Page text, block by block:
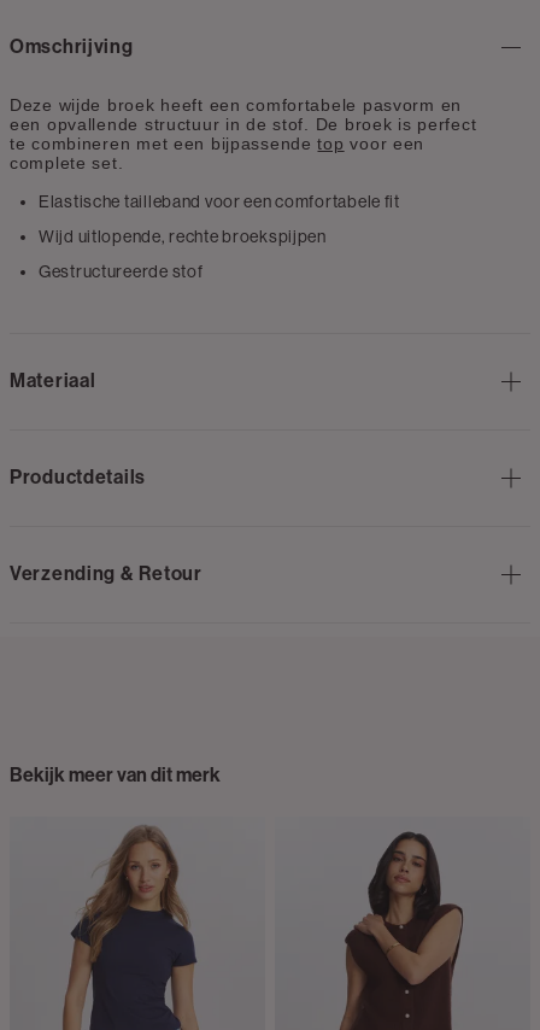
Omschrijving
Deze wijde broek heeft een comfortabele pasvorm en
een opvallende structuur in de stof . De broek is perfect
te combineren met een bijpassendetop voor een
complete set
Elastische tailleband voor een comfortabele fit
Wijd uitlopende, rechte broekspijpen
Gestructureerde stof
Materiaal
Productdetails
Verzending & Retour
Bekijk meer van dit merk